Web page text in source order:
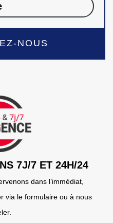
NOUS
7J/7 ET 24H/24
dans l’immédiat,
via le formulaire ou à nous